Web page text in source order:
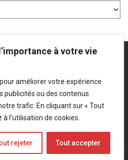
à votre vie
améliorer votre expérience
publicités ou des contenus
trafic. En cliquant sur « Tout
l’utilisation de cookies.
rejeter Tout accepter
confidentialité
Operations Blog - 2022